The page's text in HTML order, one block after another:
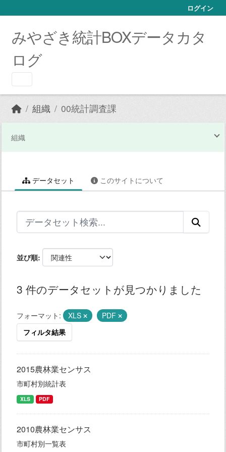
ログイン
みやざき統計BOXデータカタ
ログ
組織 00統計調査課
組織
データセット このサイトについて
並び順
3 件のデータセットが見つかりました
フォーマット: XLS
PDF
フィルタ結果
2015農林業センサス
市町村別統計表
XLS PDF
2010農林業センサス
市町村別一覧表